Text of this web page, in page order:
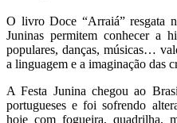
O livro Doce “Arraiá” resgata
Juninas permitem conhecer a
populares, danças, músicas…
a linguagem e a imaginação das
A Festa Junina chegou ao
portugueses e foi sofrendo
hoje com fogueira, quadrilha,